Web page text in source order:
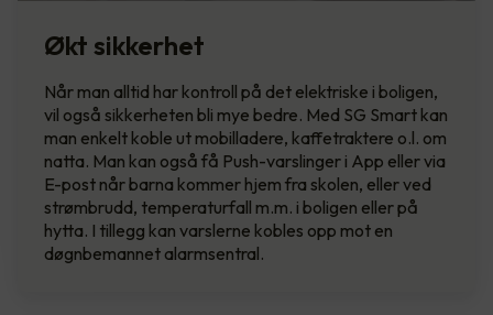
Økt sikkerhet
Når man alltid har kontroll på det elektriske i boligen,
vil også sikkerheten bli mye bedre. Med SG Smart kan
man enkelt koble ut mobilladere, kaffetraktere o.l. om
natta. Man kan også få Push-varslinger i App eller via
E-post når barna kommer hjem fra skolen, eller ved
strømbrudd, temperaturfall m.m. i boligen eller på
hytta. I tillegg kan varslerne kobles opp mot en
døgnbemannet alarmsentral.